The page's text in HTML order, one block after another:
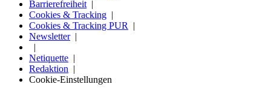
Barrierefreiheit
Cookies & Tracking
Cookies & Tracking PUR
Newsletter
Netiquette
Redaktion
Cookie-Einstellungen